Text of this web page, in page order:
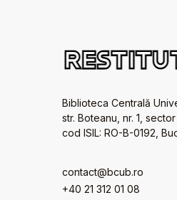
Biblioteca Centrală
str. Boteanu, nr. 1,
cod ISIL: RO-B-0192,
contact@bcub.ro
+40 21 312 01 08